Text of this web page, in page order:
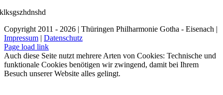
klksgszhdnshd
Copyright 2011 - 2026 | Thüringen Philharmonie Gotha - Eisenach |
Impressum | Datenschutz
Facebook
Instagram
WhatsApp
YouTube
E-
Mail
Telefon
Page load link
Auch diese Seite nutzt mehrere Arten von Cookies: Technische und
funktionale Cookies benötigen wir zwingend, damit bei Ihrem
Besuch unserer Website alles gelingt.